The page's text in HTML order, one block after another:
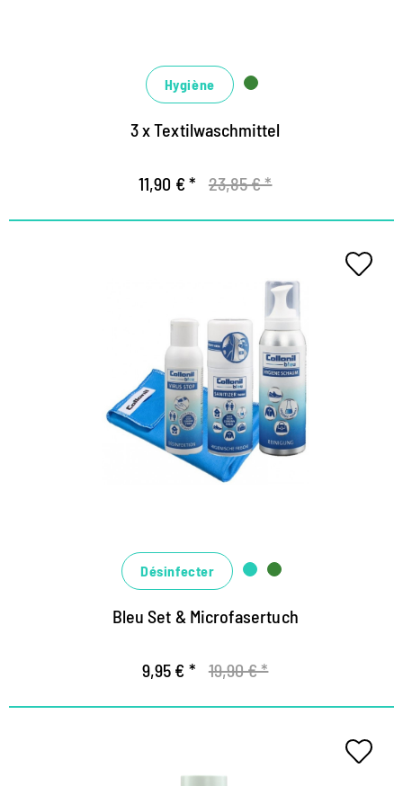
Hygiène
3 x Textilwaschmittel
11,90 € * 23,85 € *
360 Grad-Konzept für Hygiene
und Sauberkeit
Universalset für Schutz und Hygiene
hochwirksame Desinfektion und Reinigung
allein wirksam, effektiv ineinander greifend
Désinfecter
Bleu Set & Microfasertuch
9,95 € * 19,90 € *